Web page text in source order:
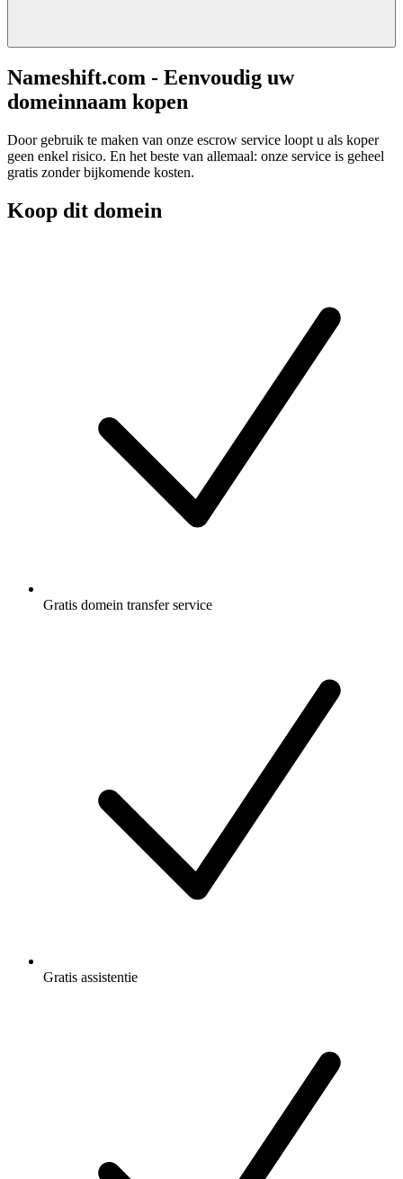
Nameshift.com - Eenvoudig uw
domeinnaam kopen
Door gebruik te maken van onze escrow service loopt u als koper
geen enkel risico. En het beste van allemaal: onze service is geheel
gratis zonder bijkomende kosten.
Koop dit domein
Gratis domein transfer service
Gratis assistentie